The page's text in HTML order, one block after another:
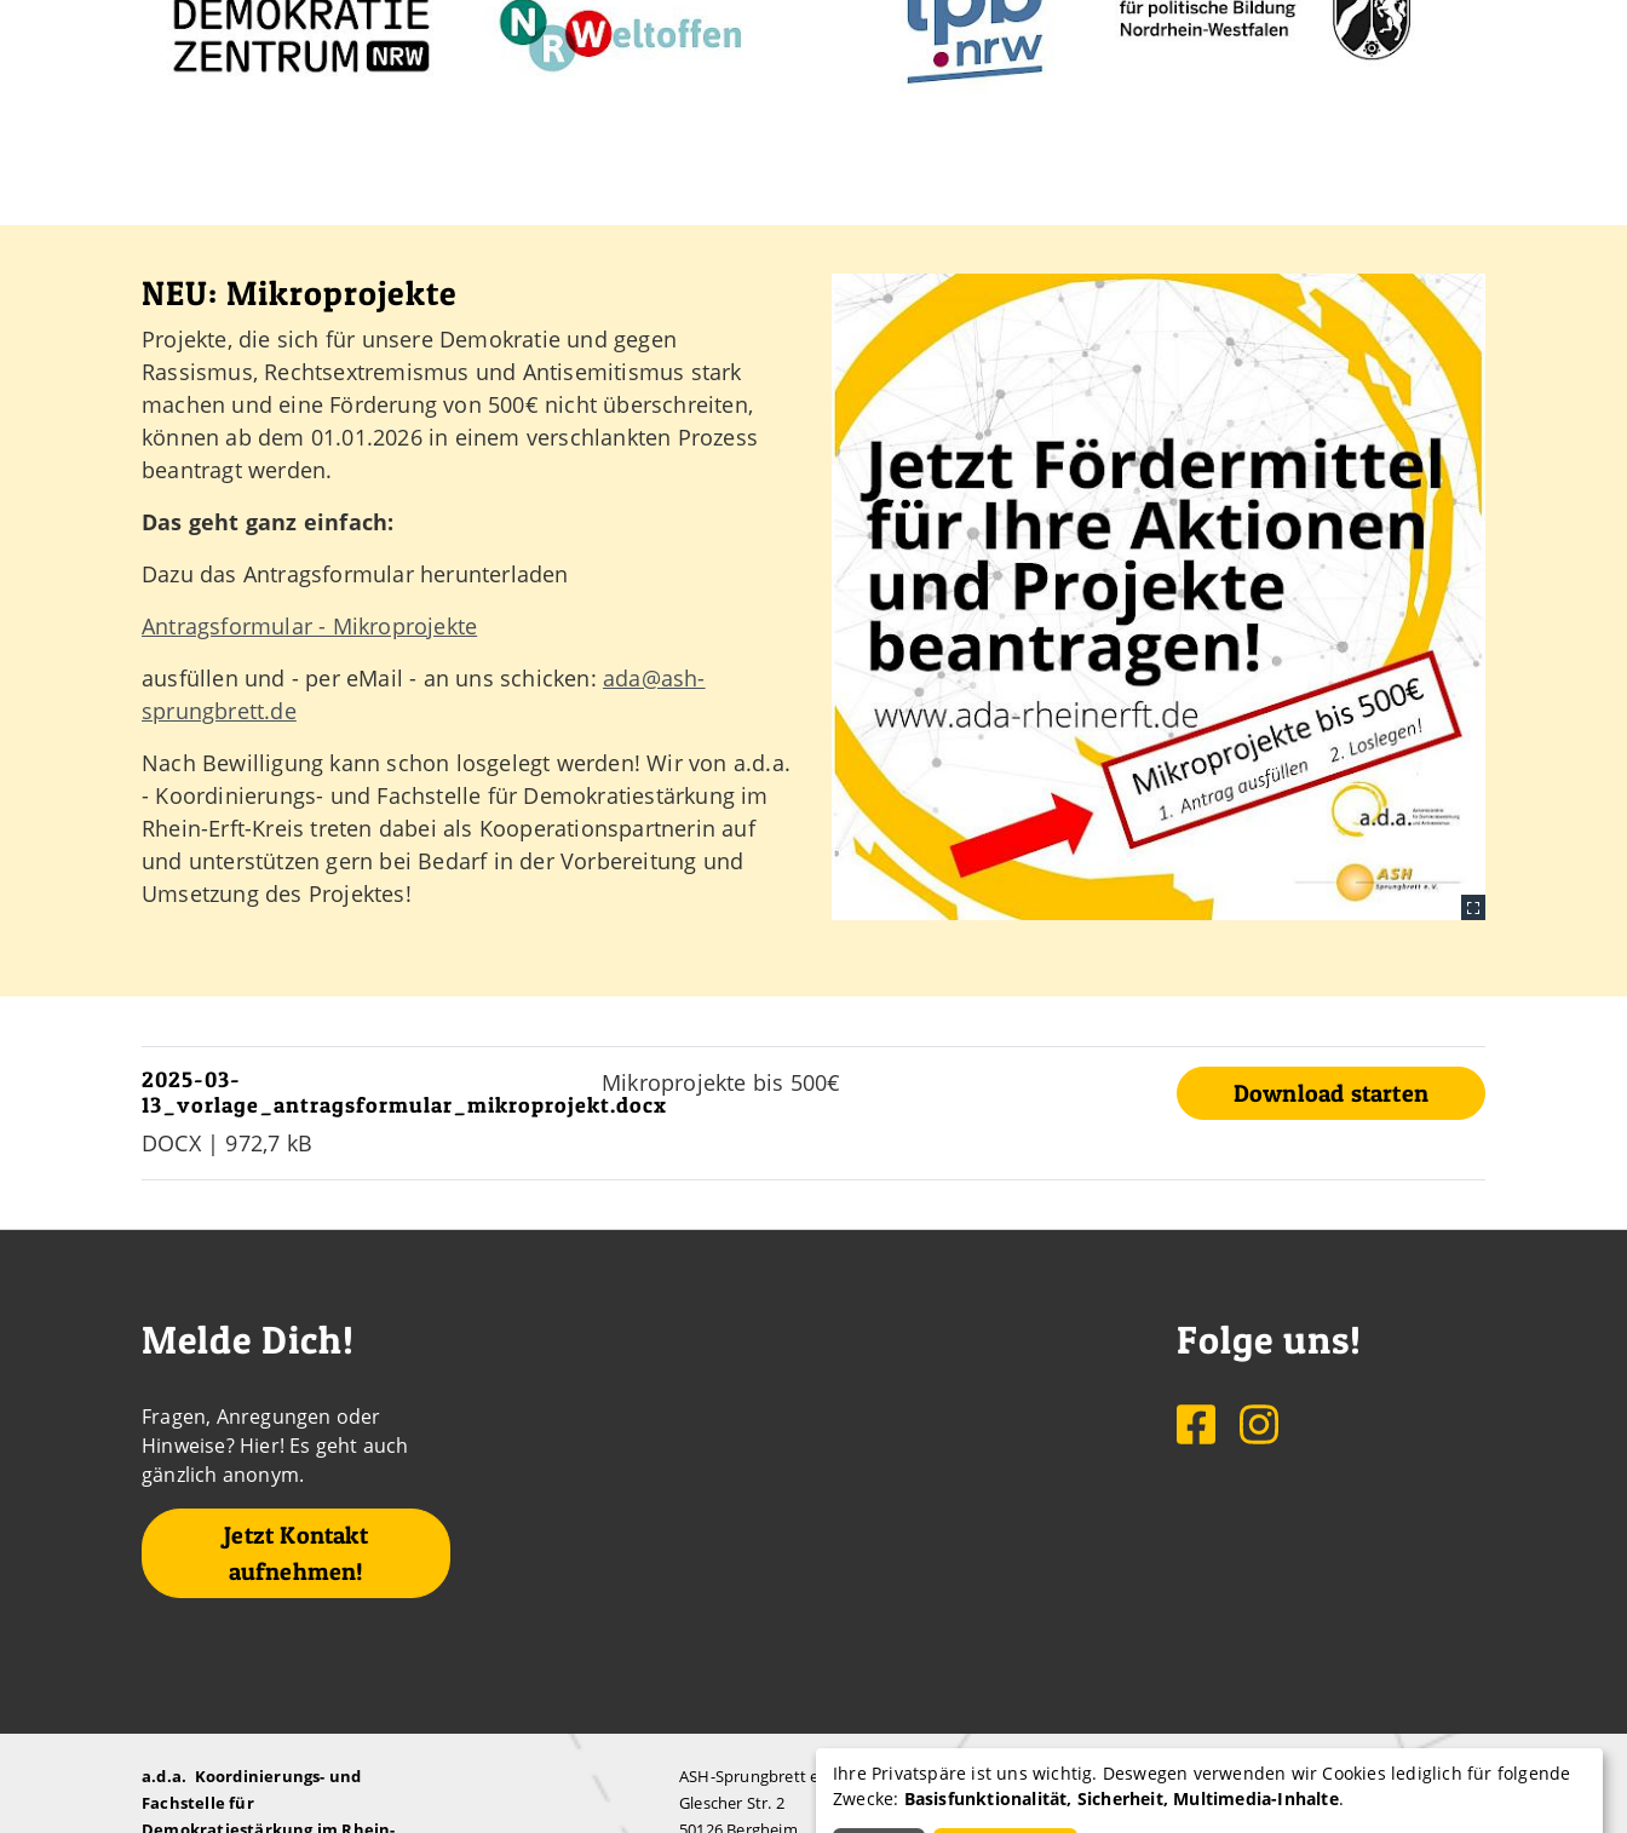
NEU: Mikroprojekte
Projekte, die sich für unsere Demokratie und gegen
Rassismus, Rechtsextremismus und Antisemitismus stark
machen und eine Förderung von 500€ nicht überschreiten,
können ab dem 01.01.2026 in einem verschlankten Prozess
beantragt werden.
Das geht ganz einfach:
Dazu das Antragsformular herunterladen
Antragsformular - Mikroprojekte
ausfüllen und - per eMail - an uns schicken: ada@ash-
sprungbrett.de
Nach Bewilligung kann schon losgelegt werden! Wir von a.d.a.
- Koordinierungs- und Fachstelle für Demokratiestärkung im
Rhein-Erft-Kreis treten dabei als Kooperationspartnerin auf
und unterstützen gern bei Bedarf in der Vorbereitung und
Umsetzung des Projektes!
2025-03-
13_vorlage_antragsformular_mikroprojekt.docx
DOCX | 972,7 kB
Mikroprojekte bis 500€ Download starten
Melde Dich!
Fragen, Anregungen oder
Hinweise? Hier! Es geht auch
gänzlich anonym.
Jetzt Kontakt
aufnehmen!
Folge uns!
a.d.a. Koordinierungs- und
Fachstelle für
ASH-Sprungbrett e.V.
Glescher Str. 2
Impressum
Datenschutzerklärung
Ihre Privatspäre ist uns wichtig. Deswegen verwenden wir Cookies lediglich für folgende
Zwecke: Basisfunktionalität, Sicherheit, Multimedia-Inhalte.